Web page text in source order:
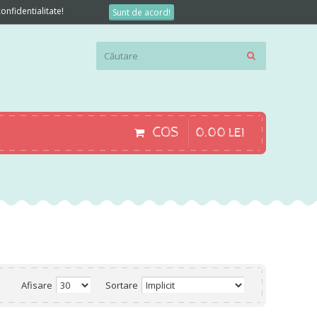
COS 0.00 LEI
Afisare Sortare
Sunt de acord!